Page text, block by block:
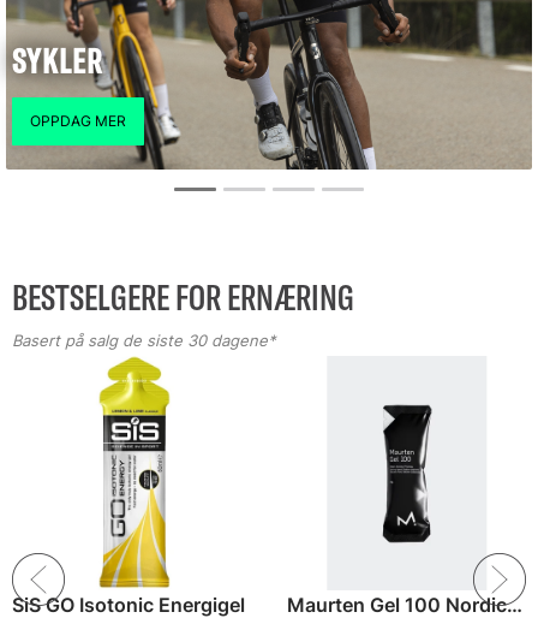
SYKLER
BESTSELGERE FOR ERNÆRING
Basert på salg de siste 30 dagene*
SiS GO Isotonic Energigel Maurten Gel 100 Nordic Energigel